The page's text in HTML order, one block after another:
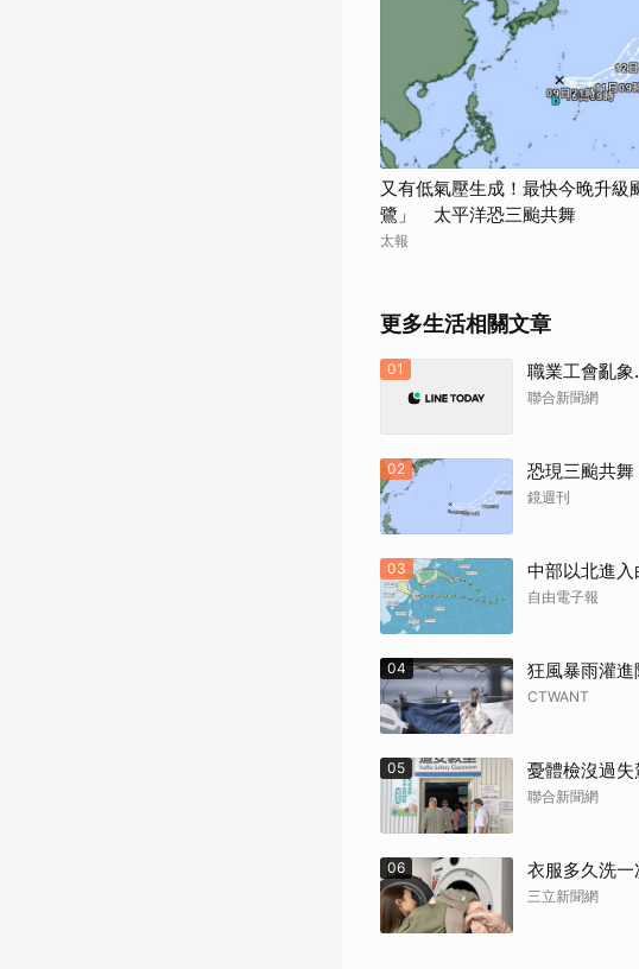
又有低氣壓生成！最快今晚升級
鷺」 太平洋恐三颱共舞
太報
更多生活相關文章
01 職業工會亂
聯合新聞網
02 恐現三颱共
鏡週刊
03 中部以北進
自由電子報
04 狂風暴雨灌
CTWANT
05 憂體檢沒過
聯合新聞網
06 衣服多久洗
三立新聞網